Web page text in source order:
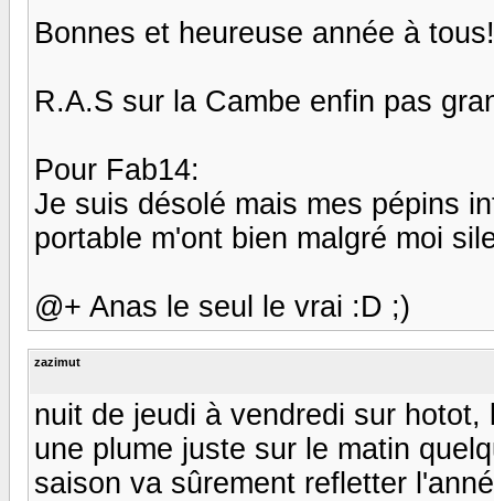
Bonnes et heureuse année à
R.A.S sur la Cambe enfin pas
Pour Fab14:
Je suis désolé mais mes pépins
portable m'ont bien malgré moi
@+ Anas le seul le vrai :D ;)
zazimut
nuit de jeudi à vendredi sur
une plume juste sur le matin
saison va sûrement refletter